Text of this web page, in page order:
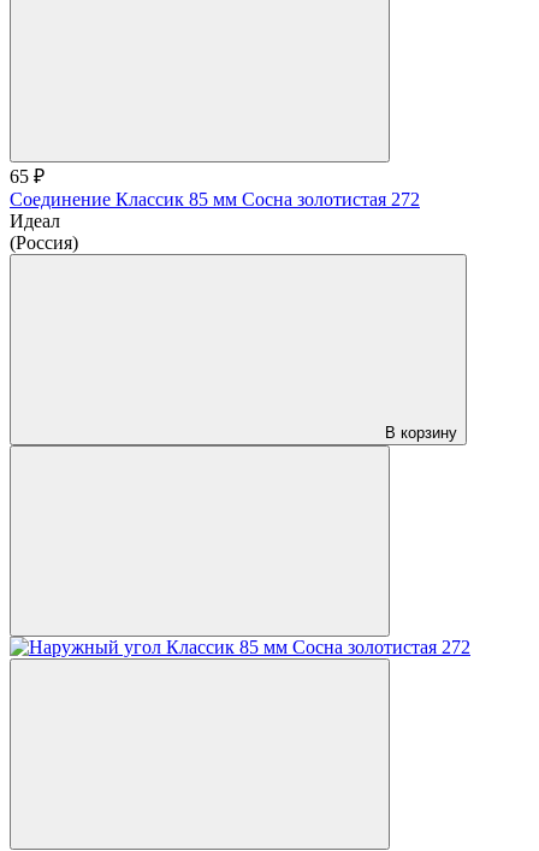
65 ₽
Соединение Классик 85 мм Сосна золотистая 272
Идеал
(Россия)
В корзину